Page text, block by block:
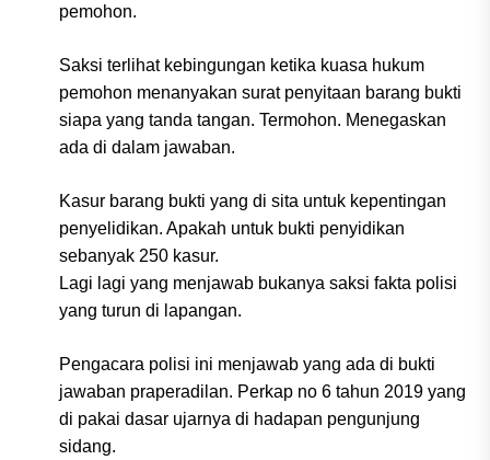
pemohon.
Saksi terlihat kebingungan ketika kuasa hukum
pemohon menanyakan surat penyitaan barang bukti
siapa yang tanda tangan. Termohon. Menegaskan
ada di dalam jawaban.
Kasur barang bukti yang di sita untuk kepentingan
penyelidikan. Apakah untuk bukti penyidikan
sebanyak 250 kasur.
Lagi lagi yang menjawab bukanya saksi fakta polisi
yang turun di lapangan.
Pengacara polisi ini menjawab yang ada di bukti
jawaban praperadilan. Perkap no 6 tahun 2019 yang
di pakai dasar ujarnya di hadapan pengunjung
sidang.